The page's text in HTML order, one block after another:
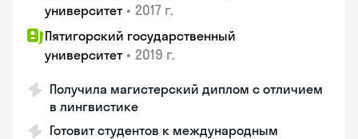
университет • 2017 г.
Пятигорский государственный
университет • 2019 г.
Получила магистерский диплом с отличием
в лингвистике
Готовит студентов к международным